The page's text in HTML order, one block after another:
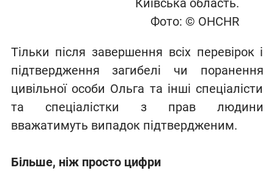
Київська область.
Фото: © OHCHR
Тільки після завершення всіх перевірок і
підтвердження загибелі чи поранення
цивільної особи Ольга та інші спеціалісти
та спеціалістки з прав людини
вважатимуть випадок підтвердженим.
Більше, ніж просто цифри